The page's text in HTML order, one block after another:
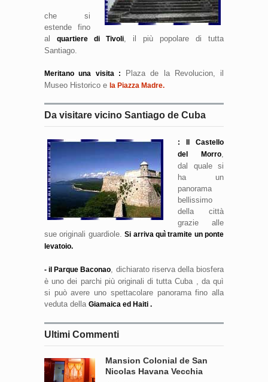
che si
estende fino
al quartiere di Tivoli , il più popolare di tutta
Santiago.
Meritano una visita : Plaza de la Revolucion, il
Museo Historico e la Piazza Madre.
Da visitare vicino Santiago de Cuba
: Il Castello
del Morro
dal quale si
ha un
panorama
bellissimo
della città
grazie alle
sue originali guardiole.Si arriva quì tramite un ponte
levatoio.
- il Parque Baconao , dichiarato riserva della biosfera
è uno dei parchi più originali di tutta Cuba , da quì
si può avere uno spettacolare panorama fino alla
veduta della Giamaica ed Haiti .
Ultimi Commenti
Mansion Colonial de San
Nicolas Havana Vecchia